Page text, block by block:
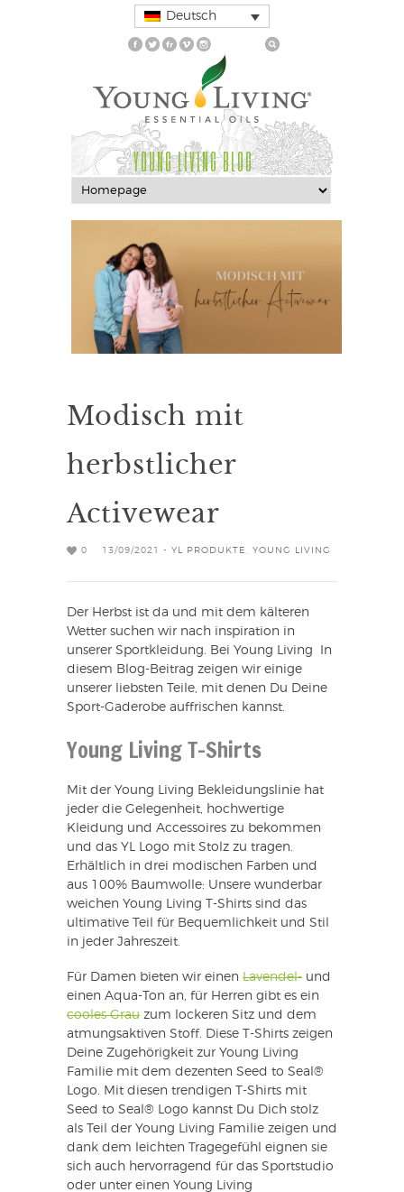
Deutsch
YOUNG LIVING BLOG
Modisch mit
herbstlicher
Activewear
0 13/09/2021 - YL PRODUKTE YOUNG LIVING
Der Herbst ist da und mit dem kälteren
Wetter suchen wir nach inspiration in
unserer Sportkleidung. Bei Young Living In
diesem Blog-Beitrag zeigen wir einige
unserer liebsten Teile, mit denen Du Deine
Sport-Gaderobe auffrischen kannst.
Young Living T-Shirts
Mit der Young Living Bekleidungslinie hat
jeder die Gelegenheit, hochwertige
Kleidung und Accessoires zu bekommen
und das YL Logo mit Stolz zu tragen.
Erhältlich in drei modischen Farben und
aus 100% Baumwolle: Unsere wunderbar
weichen Young Living T-Shirts sind das
ultimative Teil für Bequemlichkeit und Stil
in jeder Jahreszeit.
Für Damen bieten wir einen Lavendel- und
einen Aqua-Ton an, für Herren gibt es ein
cooles Grau zum lockeren Sitz und dem
atmungsaktiven Stoff. Diese T-Shirts zeigen
Deine Zugehörigkeit zur Young Living
Familie mit dem dezenten Seed to Seal®
Logo. Mit diesen trendigen T-Shirts mit
Seed to Seal® Logo kannst Du Dich stolz
als Teil der Young Living Familie zeigen und
dank dem leichten Tragegefühl eignen sie
sich auch hervorragend für das Sportstudio
oder unter einen Young Living